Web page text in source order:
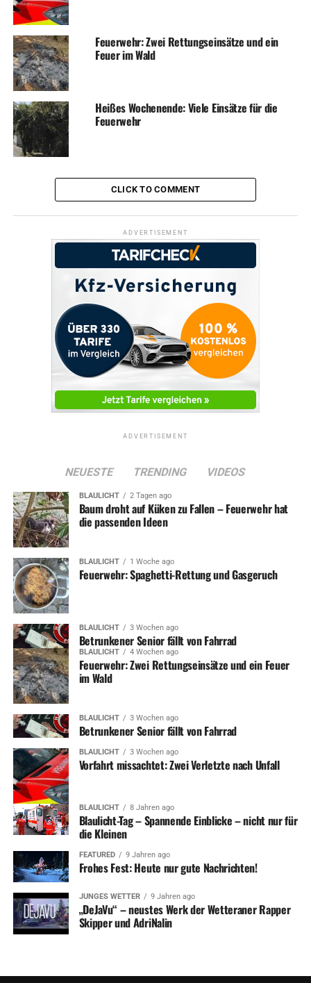
Feuerwehr: Zwei Rettungseinsätze und ein
Feuer im Wald
Heißes Wochenende: Viele Einsätze für die
Feuerwehr
CLICK TO COMMENT
ADVERTISEMENT
ADVERTISEMENT
NEUESTE TRENDING VIDEOS
BLAULICHT 2 Tagen ago
Baum droht auf Küken zu Fallen – Feuerwehr hat
die passenden Ideen
BLAULICHT 1 Woche ago
Feuerwehr: Spaghetti-Rettung und Gasgeruch
BLAULICHT 3 Wochen ago
Betrunkener Senior fällt von Fahrrad
BLAULICHT 4 Wochen ago
Feuerwehr: Zwei Rettungseinsätze und ein Feuer
im Wald
BLAULICHT 3 Wochen ago
Betrunkener Senior fällt von Fahrrad
BLAULICHT 3 Wochen ago
Vorfahrt missachtet: Zwei Verletzte nach Unfall
BLAULICHT 8 Jahren ago
Blaulicht-Tag – Spannende Einblicke – nicht nur für
die Kleinen
FEATURED 9 Jahren ago
Frohes Fest: Heute nur gute Nachrichten!
JUNGES WETTER 9 Jahren ago
„DeJaVu“ – neustes Werk der Wetteraner Rapper
Skipper und AdriNalin